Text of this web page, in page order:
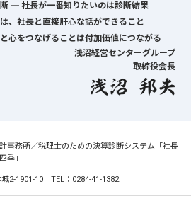
─ 社長が一番知りたいのは診断結果
、社長と直接肝心な話ができること
心をつなげることは付加価値につながる
浅沼経営センターグループ
取締役会長
事務所／税理士のための決算診断システム「社長
季」
2-1901-10 TEL：0284-41-1382